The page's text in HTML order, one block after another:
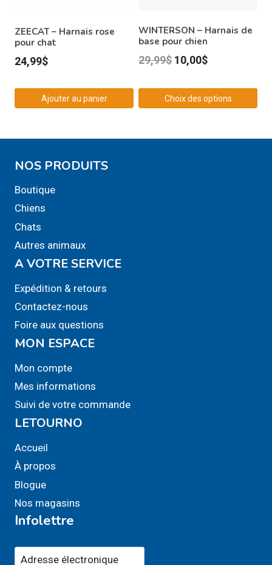
être
choisies
sur
page
du
ZEECAT – Harnais rose
pour chat
24,99$
Ajouter au panier
WINTERSON – Harnais de
base pour chien
29,99$ Le
initial
était :
10,00$Le
actuel
est :
Choix des options
NOS PRODUITS
Boutique
Chiens
Chats
Autres animaux
A VOTRE SERVICE
Expédition & retours
Contactez-nous
Foire aux questions
MON ESPACE
Mon compte
Mes informations
Suivi de votre commande
LETOURNO
Accueil
À propos
Blogue
Nos magasins
Infolettre